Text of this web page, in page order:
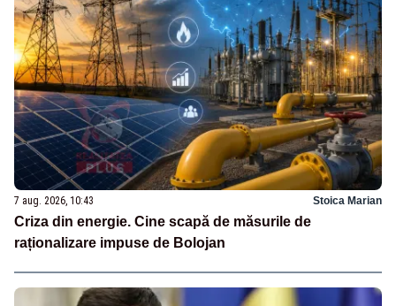
7 aug. 2026, 10:43 Stoica Marian
Criza din energie. Cine scapă de măsurile de
raționalizare impuse de Bolojan